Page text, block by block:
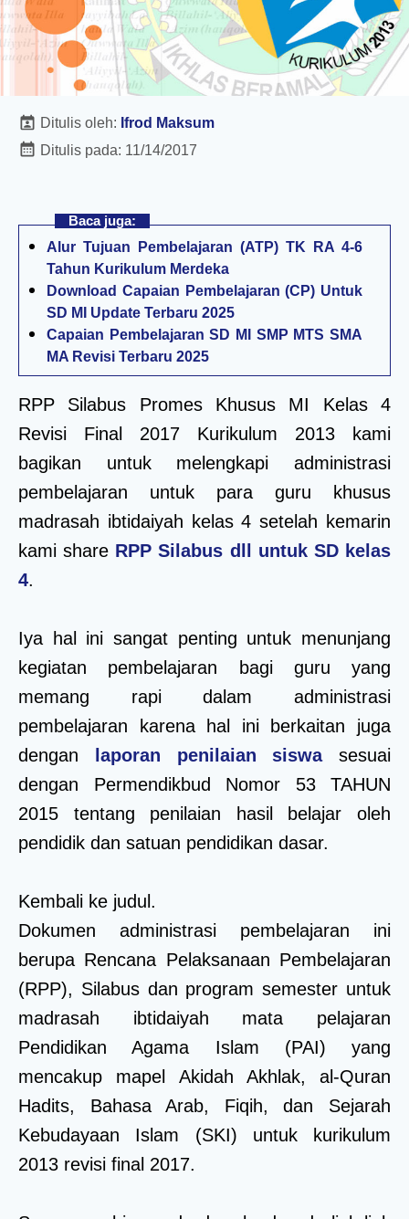
Ditulis oleh: Ifrod Maksum
Ditulis pada: 11/14/2017
Baca juga:
Alur Tujuan Pembelajaran (ATP) TK RA 4-6
Tahun Kurikulum Merdeka
Download Capaian Pembelajaran (CP) Untuk
SD MI Update Terbaru 2025
Capaian Pembelajaran SD MI SMP MTS SMA
MA Revisi Terbaru 2025
RPP Silabus Promes Khusus MI Kelas 4
Revisi Final 2017 Kurikulum 2013 kami
bagikan untuk melengkapi administrasi
pembelajaran untuk para guru khusus
madrasah ibtidaiyah kelas 4 setelah kemarin
kami share RPP Silabus dll untuk SD kelas
4.
Iya hal ini sangat penting untuk menunjang
kegiatan pembelajaran bagi guru yang
memang rapi dalam administrasi
pembelajaran karena hal ini berkaitan juga
dengan
laporan penilaian siswasesuai
dengan Permendikbud Nomor 53 TAHUN
2015 tentang penilaian hasil belajar oleh
pendidik dan satuan pendidikan dasar.
Kembali ke judul.
Dokumen administrasi pembelajaran ini
berupa Rencana Pelaksanaan Pembelajaran
(RPP), Silabus dan program semester untuk
madrasah ibtidaiyah mata pelajaran
Pendidikan Agama Islam (PAI) yang
mencakup mapel Akidah Akhlak, al-Quran
Hadits, Bahasa Arab, Fiqih, dan Sejarah
Kebudayaan Islam (SKI) untuk kurikulum
2013 revisi final 2017.